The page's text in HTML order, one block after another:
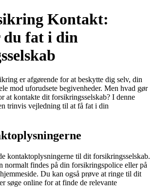
Kontakt:
du fat i din
er afgørende for at beskytte dig selv, din
mod uforudsete begivenheder. Men hvad gør
at kontakte dit forsikringsselskab? I denne
trinvis vejledning til at få fat i din
kontaktoplysningerne til dit forsikringsselskab.
normalt findes på din forsikringspolice eller på
Du kan også prøve at ringe til dit
søge online for at finde de relevante